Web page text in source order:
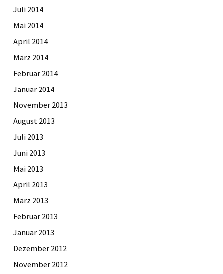
Juli 2014
Mai 2014
April 2014
März 2014
Februar 2014
Januar 2014
November 2013
August 2013
Juli 2013
Juni 2013
Mai 2013
April 2013
März 2013
Februar 2013
Januar 2013
Dezember 2012
November 2012